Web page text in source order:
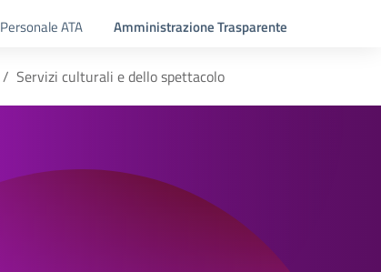
Personale ATA Amministrazione Trasparente
Servizi culturali e dello spettacolo